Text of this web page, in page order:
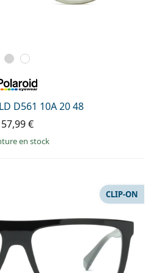
D561 10A 20 48
57,99 €
en stock
CLIP-ON